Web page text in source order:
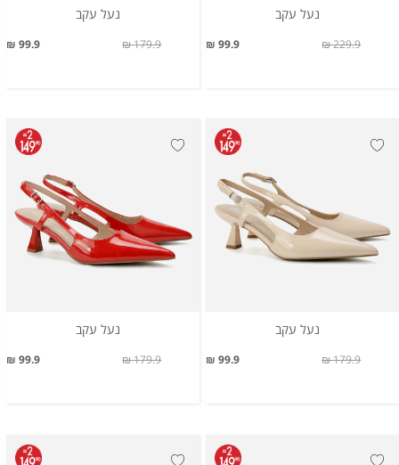
נעל עקב
99.9 ₪ 229.9 ₪
נעל עקב
99.9 ₪ 179.9 ₪
נעל עקב
99.9 ₪ 179.9 ₪
נעל עקב
99.9 ₪ 179.9 ₪